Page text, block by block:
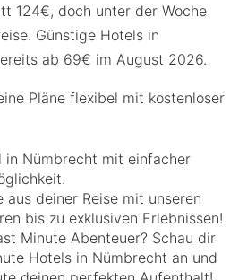
124€, doch unter der Woche
Günstige Hotels in
ab 69€ im August 2026.
Pläne flexibel mit kostenloser
in Nümbrecht mit einfacher
aus deiner Reise mit unseren
bis zu exklusiven Erlebnissen!
Minute Abenteuer? Schau dir
Hotels in Nümbrecht an und